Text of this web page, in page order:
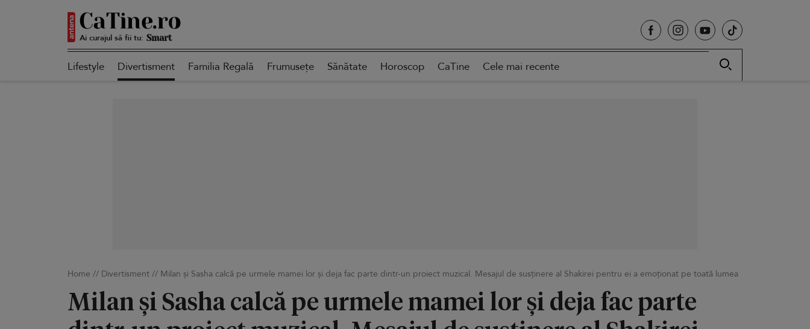
Ai curajul să fii tu: Autentică
Lifestyle Divertisment Familia Regală Frumusețe Sănătate Horoscop CaTine Cele mai recente
Home // Divertisment // Milan și Sasha calcă pe urmele mamei lor și deja fac parte dintr-un proiect muzical. Mesajul de susținere al Shakirei pentru ei a emoționat pe toată lumea
Milan și Sasha calcă pe urmele mamei lor și deja fac parte